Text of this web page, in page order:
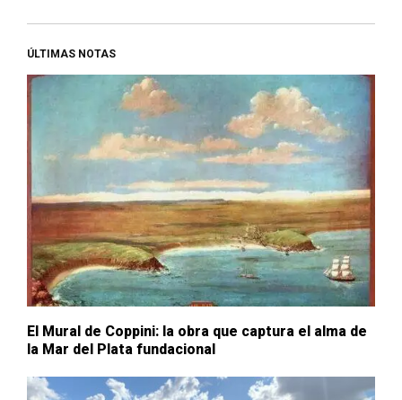
ÚLTIMAS NOTAS
El Mural de Coppini: la obra que captura el alma de
la Mar del Plata fundacional